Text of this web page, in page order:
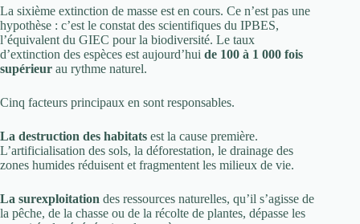
La sixième extinction de masse est en cours. Ce n’est pas une
hypothèse : c’est le constat des scientifiques du IPBES,
l’équivalent du GIEC pour la biodiversité. Le taux
d’extinction des espèces est aujourd’hui de 100 à 1 000 fois
supérieur au rythme naturel.
Cinq facteurs principaux en sont responsables.
La destruction des habitats est la cause première.
L’artificialisation des sols, la déforestation, le drainage des
zones humides réduisent et fragmentent les milieux de vie.
La surexploitation des ressources naturelles, qu’il s’agisse de
la pêche, de la chasse ou de la récolte de plantes, dépasse les